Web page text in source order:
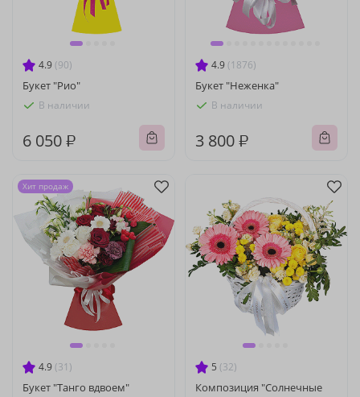
4.9 (90)
Букет "Рио"
В наличии
6 050 ₽
4.9 (1876)
Букет "Неженка"
В наличии
3 800 ₽
4.9 (31)
Букет "Танго вдвоем"
Хит продаж
5 (32)
Композиция "Солнечные